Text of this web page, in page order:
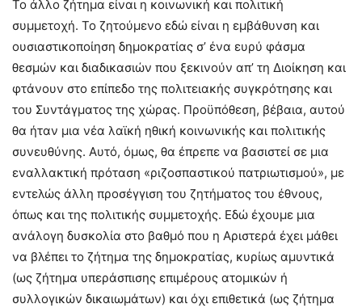
Το άλλο ζήτημα είναι η κοινωνική και πολιτική
συμμετοχή. Το ζητούμενο εδώ είναι η εμβάθυνση και
ουσιαστικοποίηση δημοκρατίας σ’ ένα ευρύ φάσμα
θεσμών και διαδικασιών που ξεκινούν απ’ τη Διοίκηση και
φτάνουν στο επίπεδο της πολιτειακής συγκρότησης και
του Συντάγματος της χώρας. Προϋπόθεση, βέβαια, αυτού
θα ήταν μια νέα λαϊκή ηθική κοινωνικής και πολιτικής
συνευθύνης. Αυτό, όμως, θα έπρεπε να βασιστεί σε μια
εναλλακτική πρόταση «ριζοσπαστικού πατριωτισμού», με
εντελώς άλλη προσέγγιση του ζητήματος του έθνους,
όπως και της πολιτικής συμμετοχής. Εδώ έχουμε μια
ανάλογη δυσκολία στο βαθμό που η Αριστερά έχει μάθει
να βλέπει το ζήτημα της δημοκρατίας, κυρίως αμυντικά
(ως ζήτημα υπεράσπισης επιμέρους ατομικών ή
συλλογικών δικαιωμάτων) και όχι επιθετικά (ως ζήτημα